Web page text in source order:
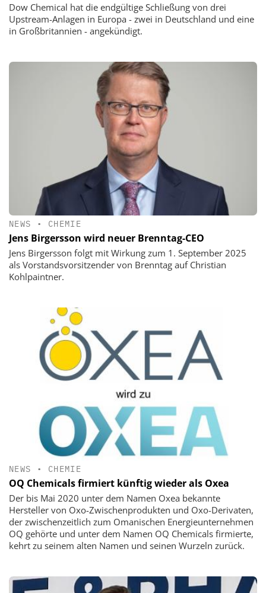
Dow Chemical hat die endgültige Schließung von drei
Upstream-Anlagen in Europa - zwei in Deutschland und eine
in Großbritannien - angekündigt.
NEWS • CHEMIE
Jens Birgersson wird neuer Brenntag-CEO
Jens Birgersson folgt mit Wirkung zum 1. September 2025
als Vorstandsvorsitzender von Brenntag auf Christian
Kohlpaintner.
NEWS • CHEMIE
OQ Chemicals firmiert künftig wieder als Oxea
Der bis Mai 2020 unter dem Namen Oxea bekannte
Hersteller von Oxo-Zwischenprodukten und Oxo-Derivaten,
der zwischenzeitlich zum Omanischen Energieunternehmen
OQ gehörte und unter dem Namen OQ Chemicals firmierte,
kehrt zu seinem alten Namen und seinen Wurzeln zurück.